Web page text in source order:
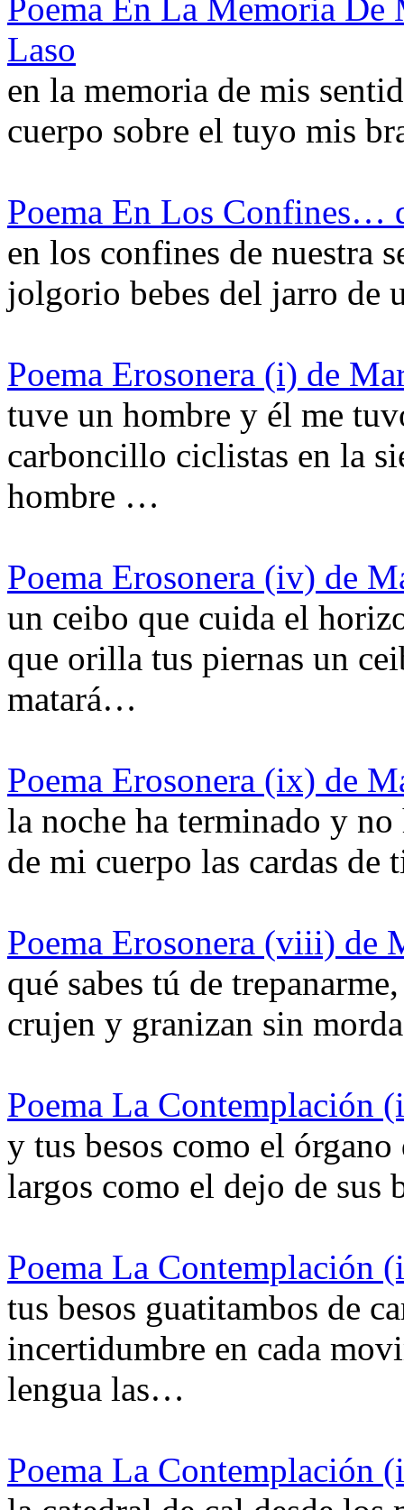
Poema En La Memoria
Laso
en la memoria de mis
cuerpo sobre el tuyo mis
Poema En Los Confines…
en los confines de nuestra
jolgorio bebes del jarro de
Poema Erosonera (i) de
tuve un hombre y él me
carboncillo ciclistas en la
hombre …
Poema Erosonera (iv) de
un ceibo que cuida el
que orilla tus piernas un
matará…
Poema Erosonera (ix) de
la noche ha terminado y
de mi cuerpo las cardas
Poema Erosonera (viii) de
qué sabes tú de
crujen y granizan sin
Poema La Contemplación
y tus besos como el
largos como el dejo de
Poema La Contemplación
tus besos guatitambos de
incertidumbre en cada
lengua las…
Poema La Contemplación